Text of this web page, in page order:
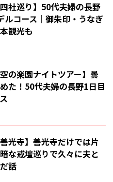
四社巡り】50代夫婦の長野
ルコース｜御朱印・うなぎ
観光も
空の楽園ナイトツアー】曇
た！50代夫婦の長野1日目
善光寺】善光寺だけでは片
な戒壇巡りで久々に夫と
話